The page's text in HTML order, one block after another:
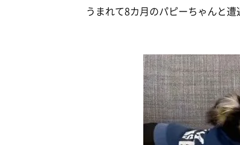
うまれて8カ月のパピーちゃんと遭